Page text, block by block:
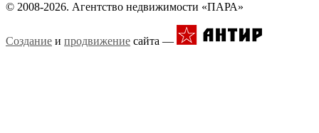
© 2008-2026. Агентство недвижимости «ПАРА»
Создание и продвижение сайта —